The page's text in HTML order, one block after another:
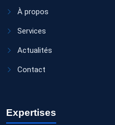
À propos
Services
Actualités
Contact
Expertises